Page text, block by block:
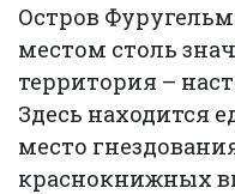
Остров
местом столь
территория –
Здесь находится
место
краснокнижных